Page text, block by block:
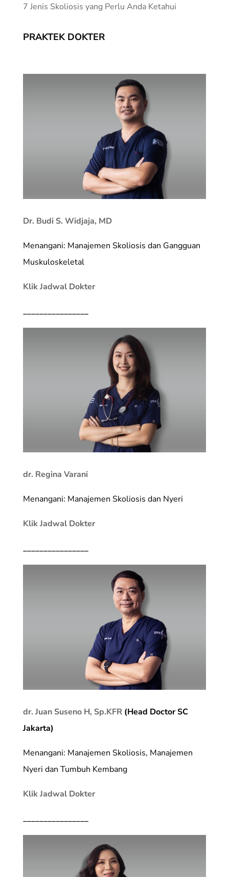
7 Jenis Skoliosis yang Perlu Anda Ketahui
PRAKTEK DOKTER
Dr. Budi S. Widjaja, MD
Menangani: Manajemen Skoliosis dan Gangguan
Muskuloskeletal
Klik Jadwal Dokter
________________
dr. Regina Varani
Menangani: Manajemen Skoliosis dan Nyeri
Klik Jadwal Dokter
________________
dr. Juan Suseno H, Sp.KFR(Head Doctor SC
Jakarta)
Menangani: Manajemen Skoliosis, Manajemen
Nyeri dan Tumbuh Kembang
Klik Jadwal Dokter
________________